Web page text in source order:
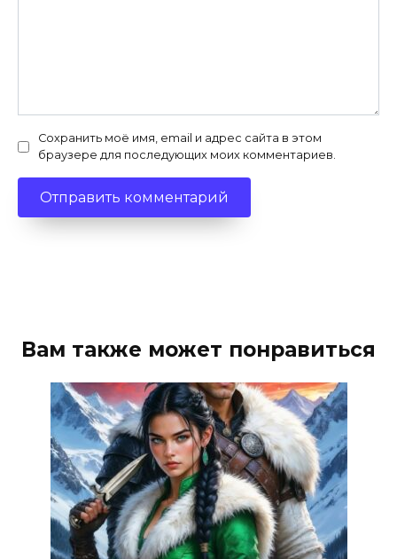
Сохранить моё имя, email и адрес сайта в этом
браузере для последующих моих комментариев.
Вам также может понравиться